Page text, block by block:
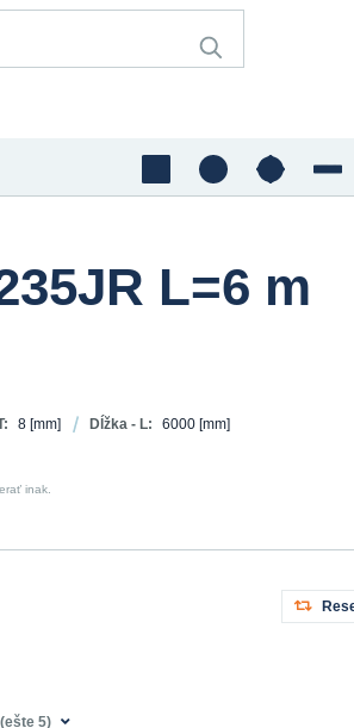
L=6 m
8 [mm] Dĺžka - L: 6000 [mm]
inak.
(ešte 5)